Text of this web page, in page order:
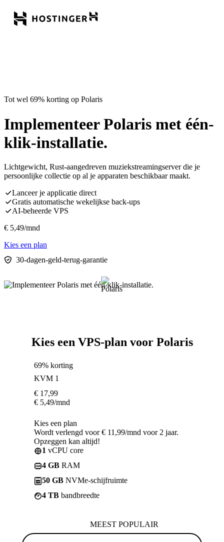
Tot wel 69% korting op Polaris
Implementeer Polaris met één-
klik-installatie.
Lichtgewicht, Rust-aangedreven muziekstreamingserver die je
persoonlijke collectie op al je apparaten beschikbaar maakt.
Lanceer je applicatie direct
Gratis automatische wekelijkse back-ups
AI-beheerde VPS
€ 5,49/mnd
Kies een plan
30-dagen-geld-terug-garantie
Kies een VPS-plan voor Polaris
69% korting
KVM 1
€ 17,99
€ 5,49/mnd
Kies een plan
Wordt verlengd voor € 11,99/mnd voor 2 jaar.
Opzeggen kan altijd!
1 vCPU core
4 GB RAM
50 GB NVMe-schijfruimte
4 TB bandbreedte
MEEST POPULAIR